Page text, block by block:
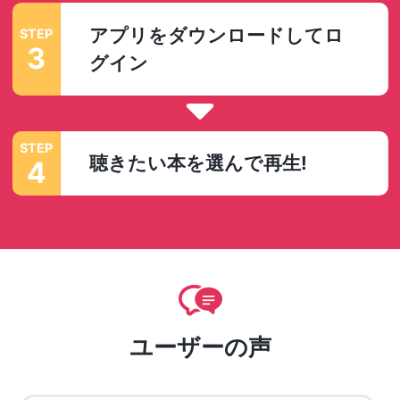
STEP
3
アプリをダウンロードしてロ
グイン
STEP
4 聴きたい本を選んで再生!
ユーザーの声